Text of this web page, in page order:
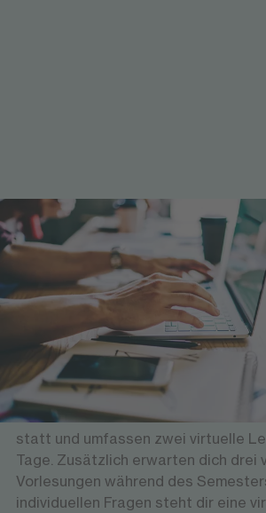
Voneinander lernen, örtlich flexibel
Digital und interaktiv
Die FOM Spezialisierungen bieten
praxisnahe Inhalte, sondern auch
sich persönlich auszutauschen,
und gemeinsam zu diskutieren –
meisten Kurse finden in deiner
statt und umfassen zwei virtuelle
Tage. Zusätzlich erwarten dich drei
Vorlesungen während des
individuellen Fragen steht dir eine